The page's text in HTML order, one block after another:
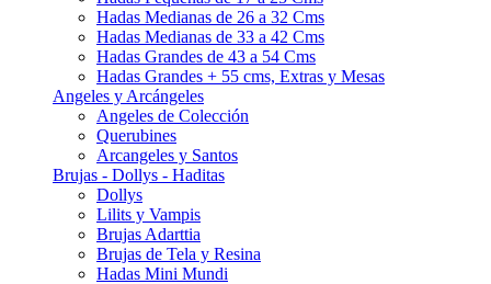
Hadas Medianas de 26 a 32 Cms
Hadas Medianas de 33 a 42 Cms
Hadas Grandes de 43 a 54 Cms
Hadas Grandes + 55 cms, Extras y Mesas
Angeles y Arcángeles
Angeles de Colección
Querubines
Arcangeles y Santos
Brujas - Dollys - Haditas
Dollys
Lilits y Vampis
Brujas Adarttia
Brujas de Tela y Resina
Hadas Mini Mundi